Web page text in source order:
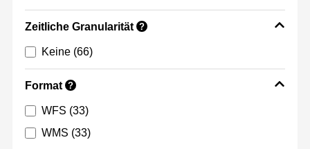
Zeitliche Granularität ?
Keine (66)
Format ?
WFS (33)
WMS (33)